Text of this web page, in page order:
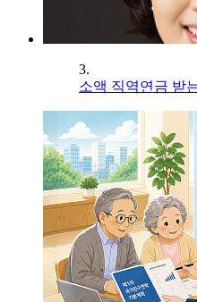
3.
소액 직역연금 받